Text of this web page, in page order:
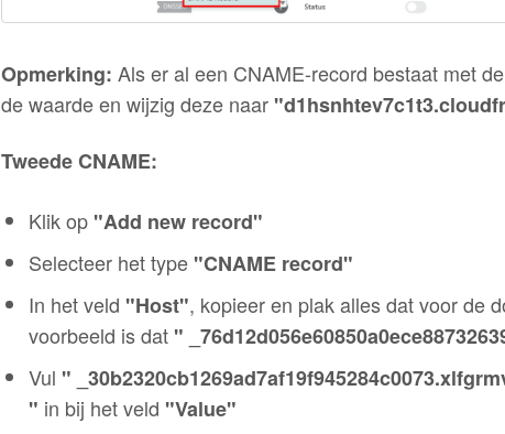
Opmerking: Als er al een CNAME-record bestaat met
de waarde en wijzig deze naar
Tweede CNAME:
Klik op "Add new record"
Selecteer het type "CNAME record"
In het veld "Host", kopieer en plak alles dat voor de
voorbeeld is dat "
Vul "
" in bij het veld "Value"